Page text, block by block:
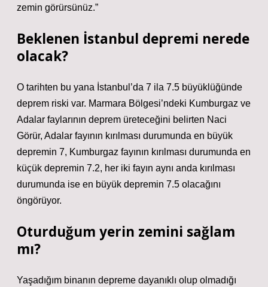
zemin görürsünüz.”
Beklenen İstanbul depremi nerede
olacak?
O tarihten bu yana İstanbul’da 7 ila 7.5 büyüklüğünde
deprem riski var. Marmara Bölgesi’ndeki Kumburgaz ve
Adalar faylarının deprem üreteceğini belirten Naci
Görür, Adalar fayının kırılması durumunda en büyük
depremin 7, Kumburgaz fayının kırılması durumunda en
küçük depremin 7.2, her iki fayın aynı anda kırılması
durumunda ise en büyük depremin 7.5 olacağını
öngörüyor.
Oturduğum yerin zemini sağlam
mı?
Yaşadığım binanın depreme dayanıklı olup olmadığı